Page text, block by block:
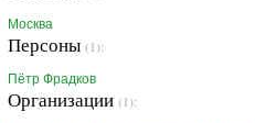
Москва
Персоны (1):
Пётр Фрадков
Организации (1):